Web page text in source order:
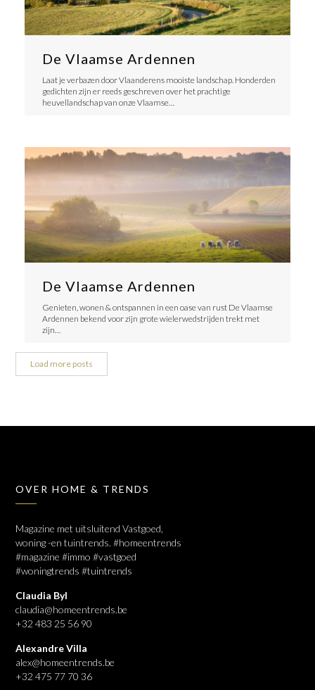
De Vlaamse Ardennen
Laat je verbazen door Vlaanderens mooiste landschap. Honderden
gedichten zijn er reeds geschreven over het prachtige
heuvellandschap van onze Vlaamse…
De Vlaamse Ardennen
Genieten, wonen & ontspannen in een oase van rust De Vlaamse
Ardennen bekend voor zijn grote wielerwedstrijden trekt met
zijn…
Load more posts
OVER HOME & TRENDS
Magazine met uitsluitend Vastgoed,
woning -en tuintrends. #homeentrends
#magazine #immo #vastgoed
#woningtrends #tuintrends
Claudia Byl
claudia@homeentrends.be
+32 483 25 56 90
Alexandre Villa
alex@homeentrends.be
+32 475 77 70 36